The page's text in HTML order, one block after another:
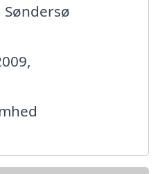
Søndersø